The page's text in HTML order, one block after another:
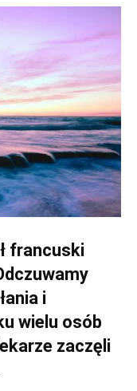
francuski
i
wielu osób
zaczęli